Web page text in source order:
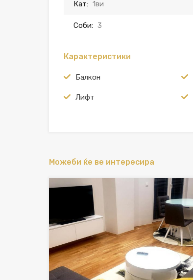
Кат: 1ви
Соби: 3
Карактеристики
Балкон
Лифт
Можеби ќе ве интересира